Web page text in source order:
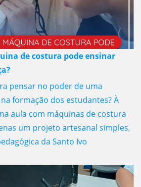
de costura pode ensinar
pensar no poder de uma
formação dos estudantes? À
aula com máquinas de costura
um projeto artesanal simples,
da Santo Ivo